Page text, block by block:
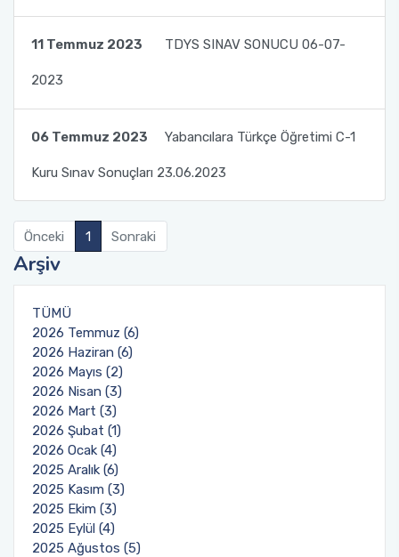
11 Temmuz 2023 TDYS SINAV SONUCU 06-07-
2023
06 Temmuz 2023 Yabancılara Türkçe Öğretimi C-1
Kuru Sınav Sonuçları 23.06.2023
Önceki 1 Sonraki
Arşiv
TÜMÜ
2026 Temmuz (6)
2026 Haziran (6)
2026 Mayıs (2)
2026 Nisan (3)
2026 Mart (3)
2026 Şubat (1)
2026 Ocak (4)
2025 Aralık (6)
2025 Kasım (3)
2025 Ekim (3)
2025 Eylül (4)
2025 Ağustos (5)
Dr. Cengiz TOKER’i Ziyaret Ettik.
Kapsamında Türk Dili ve Edebiyatı Öğrencileri
ile TÖMER'deki Bursiyerlerimizin ve
Kursiyerlerimizin Buluşması 1
Toplumsal Duyarlılık ve Katkı Projeleri Dersi
Kapsamında Türk Dili ve Edebiyatı Öğrencileri
ile TÖMER'deki Bursiyerlerimizin ve
Kursiyerlerimizin Buluşması 2
Toplumsal Duyarlılık ve Katkı Projeleri Dersi
Kapsamında Türk Dili ve Edebiyatı Öğrencileri
ile TÖMER'deki Bursiyerlerimizin ve
Kursiyerlerimizin Buluşması 3
Akdeniz Üniversitesi Uluslararası Öğrenci
Akademisi Proje Koordinatörlüğü ile Yurtdışı
Türkler ve Akraba Topluluklar Başkanlığı'nın
Burslu Öğrencileri AKDENİZ TÖMER'de Buluştu